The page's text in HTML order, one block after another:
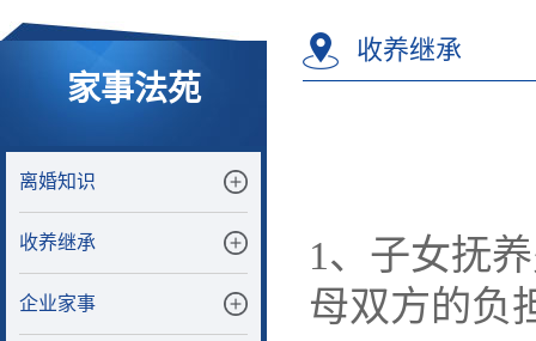
家事法苑
离婚知识
收养继承
企业家事
收养继承
1、子女抚
母双方的负